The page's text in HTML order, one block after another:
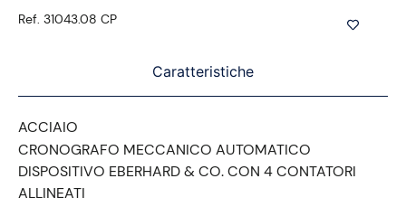
Ref. 31043.08 CP
Caratteristiche
ACCIAIO
CRONOGRAFO MECCANICO AUTOMATICO
DISPOSITIVO EBERHARD & CO. CON 4 CONTATORI
ALLINEATI